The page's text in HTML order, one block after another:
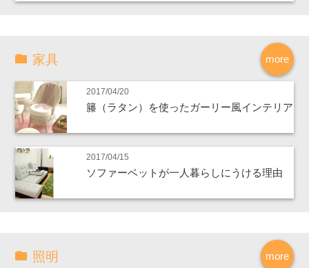
more
家具
2017/04/20
籐（ラタン）を使ったガーリー風インテリア
2017/04/15
ソファーベットが一人暮らしにうける理由
more
照明